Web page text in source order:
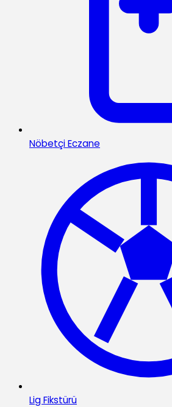
Nöbetçi Eczane
Lig Fikstürü